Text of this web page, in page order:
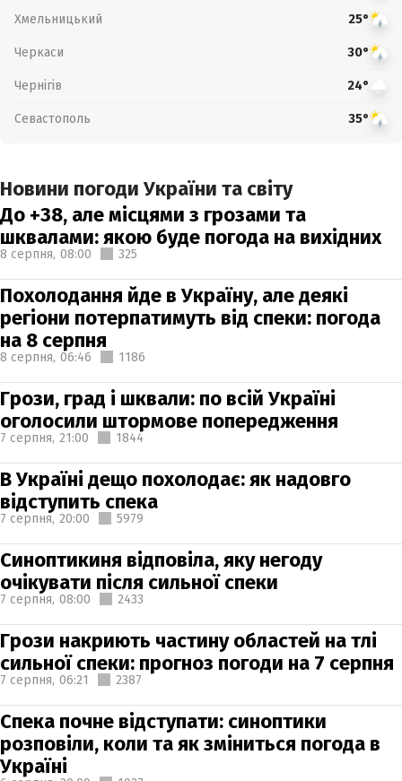
Хмельницький 25°
Черкаси 30°
Чернігів 24°
Севастополь 35°
Новини погоди України та світу
До +38, але місцями з грозами та
шквалами: якою буде погода на вихідних
8 серпня, 08:00 325
Похолодання йде в Україну, але деякі
регіони потерпатимуть від спеки: погода
на 8 серпня
8 серпня, 06:46 1186
Грози, град і шквали: по всій Україні
оголосили штормове попередження
7 серпня, 21:00 1844
В Україні дещо похолодає: як надовго
відступить спека
7 серпня, 20:00 5979
Синоптикиня відповіла, яку негоду
очікувати після сильної спеки
7 серпня, 08:00 2433
Грози накриють частину областей на тлі
сильної спеки: прогноз погоди на 7 серпня
7 серпня, 06:21 2387
Спека почне відступати: синоптики
розповіли, коли та як зміниться погода в
Україні